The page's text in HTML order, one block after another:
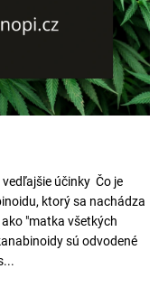
účinky Čo je
ktorý sa nachádza
"matka všetkých
sú odvodené